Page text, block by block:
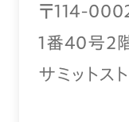
〒114-
1番40号2
サミットス